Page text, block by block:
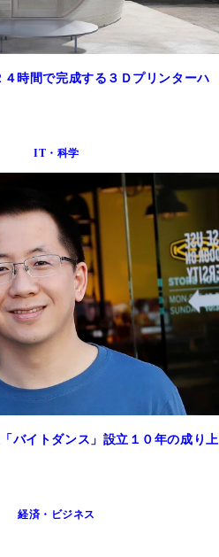
時間で完成する３Ｄプリンターハ
IT・科学
バイトダンス」設立１０年の成り上
経済・ビジネス